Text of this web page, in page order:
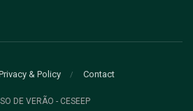
& Policy Contact
DE VERÃO - CESEEP